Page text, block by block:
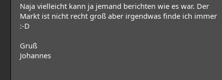
Naja vielleicht kann ja jemand berichten wie es war. Der
Markt ist nicht recht groß aber irgendwas finde ich immer
:-D
Gruß
Johannes